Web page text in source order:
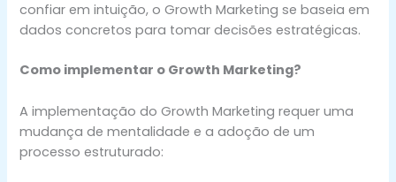
confiar em intuição, o Growth Marketing se baseia em
dados concretos para tomar decisões estratégicas.
Como implementar o Growth Marketing?
A implementação do Growth Marketing requer uma
mudança de mentalidade e a adoção de um
processo estruturado: